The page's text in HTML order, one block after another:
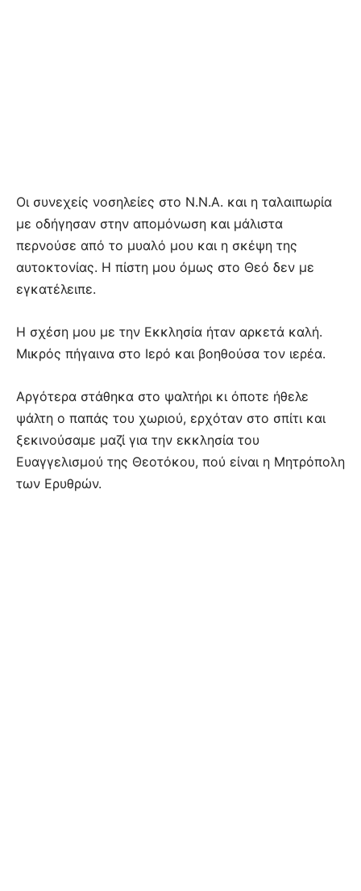
Οι συνεχείς νοσηλείες στο Ν.Ν.Α. και η ταλαιπωρία
με οδήγησαν στην απομόνωση και μάλιστα
περνούσε από το μυαλό μου και η σκέψη της
αυτοκτονίας. Η πίστη μου όμως στο Θεό δεν με
εγκατέλειπε.
Η σχέση μου με την Εκκλησία ήταν αρκετά καλή.
Μικρός πήγαινα στο Ιερό και βοηθούσα τον ιερέα.
Αργότερα στάθηκα στο ψαλτήρι κι όποτε ήθελε
ψάλτη ο παπάς του χωριού, ερχόταν στο σπίτι και
ξεκινούσαμε μαζί για την εκκλησία του
Ευαγγελισμού της Θεοτόκου, πού είναι η Μητρόπολη
των Ερυθρών.